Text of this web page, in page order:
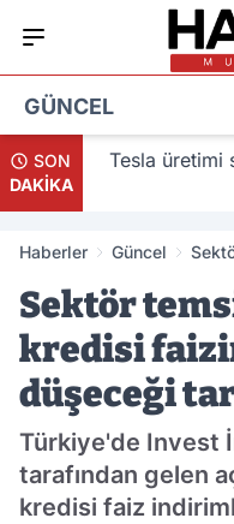
GÜNCEL
SON
DAKİKA
Tesla üretimi
Haberler Güncel
Sektör
kredisi
düşeceği
Türkiye'de Invest
tarafından gelen
kredisi faiz